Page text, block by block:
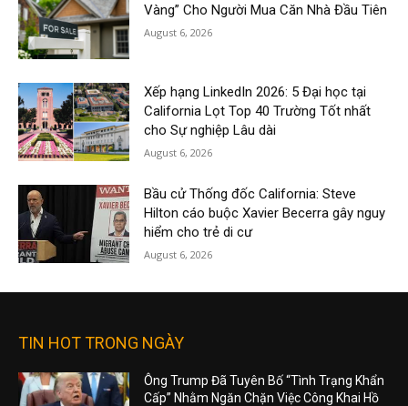
Vàng” Cho Người Mua Căn Nhà Đầu Tiên
August 6, 2026
Xếp hạng LinkedIn 2026: 5 Đại học tại
California Lọt Top 40 Trường Tốt nhất
cho Sự nghiệp Lâu dài
August 6, 2026
Bầu cử Thống đốc California: Steve
Hilton cáo buộc Xavier Becerra gây nguy
hiểm cho trẻ di cư
August 6, 2026
TIN HOT TRONG NGÀY
Ông Trump Đã Tuyên Bố “Tình Trạng Khẩn
Cấp” Nhằm Ngăn Chặn Việc Công Khai Hồ